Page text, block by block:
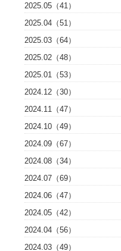
2025.05（41）
2025.04（51）
2025.03（64）
2025.02（48）
2025.01（53）
2024.12（30）
2024.11（47）
2024.10（49）
2024.09（67）
2024.08（34）
2024.07（69）
2024.06（47）
2024.05（42）
2024.04（56）
2024.03（49）